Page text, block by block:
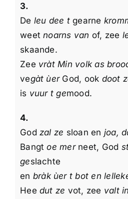
3.
De leu dee tgearne
weetnoarns van of, zee
skaande.
Zee vràt Min volk as
vegàt ùerGod, ook doot
is vuur t gemood.
4.
Godzal ze sloan en joa,
Bangt oe merneet, God
geslachte
en bràk ùer t bot en
Heedut ze vot, zee valt